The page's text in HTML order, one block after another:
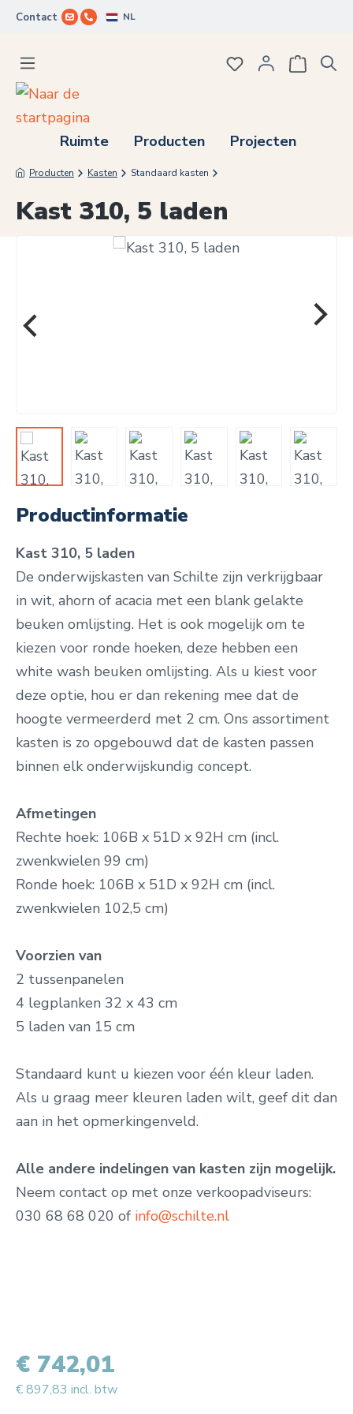
Ga naar de hoofdinhoud
Contact NL
Ruimte Producten Projecten
Je hebt 0 items
Producten Kasten Standaard kasten
Kast 310, 5 laden
Afbeeldingengalerij overslaan
Productinformatie
Kast 310, 5 laden
De onderwijskasten van Schilte zijn verkrijgbaar
in wit, ahorn of acacia met een blank gelakte
beuken omlijsting. Het is ook mogelijk om te
kiezen voor ronde hoeken, deze hebben een
white wash beuken omlijsting. Als u kiest voor
deze optie, hou er dan rekening mee dat de
hoogte vermeerderd met 2 cm. Ons assortiment
kasten is zo opgebouwd dat de kasten passen
binnen elk onderwijskundig concept.
Afmetingen
Rechte hoek: 106B x 51D x 92H cm (incl.
zwenkwielen 99 cm)
Ronde hoek: 106B x 51D x 92H cm (incl.
zwenkwielen 102,5 cm)
Voorzien van
2 tussenpanelen
4 legplanken 32 x 43 cm
5 laden van 15 cm
Standaard kunt u kiezen voor één kleur laden.
Als u graag meer kleuren laden wilt, geef dit dan
aan in het opmerkingenveld.
Alle andere indelingen van kasten zijn mogelijk.
Neem contact op met onze verkoopadviseurs:
030 68 68 020 of info@schilte.nl
€ 742,01
€ 897,83 incl. btw